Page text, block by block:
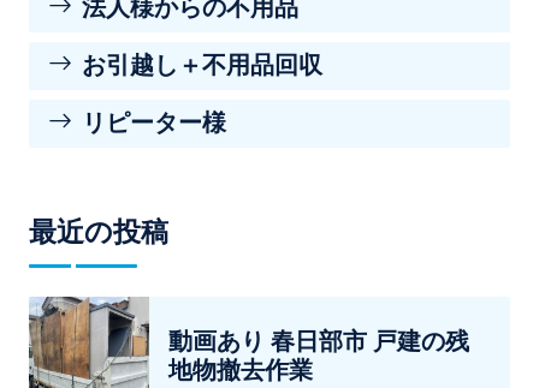
法人様からの不用品
お引越し＋不用品回収
リピーター様
最近の投稿
動画あり 春日部市 戸建の残
地物撤去作業